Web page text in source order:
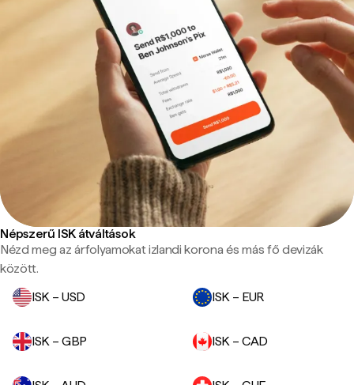
Népszerű ISK átváltások
Nézd meg az árfolyamokat izlandi korona és más fő devizák
között.
ISK – USD
ISK – EUR
ISK – GBP ISK – CAD